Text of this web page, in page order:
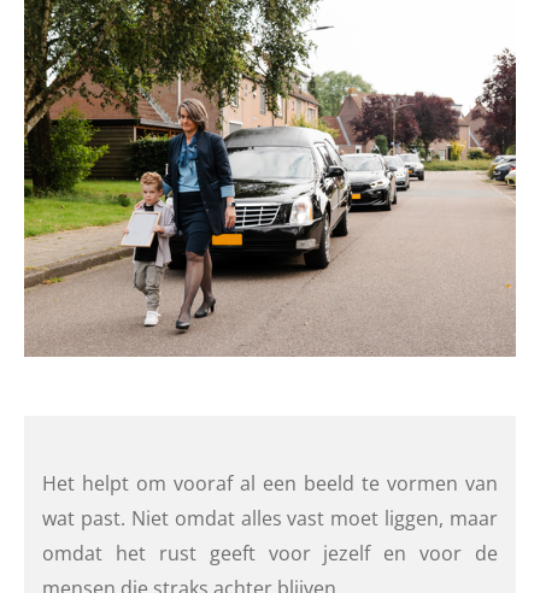
Het helpt om vooraf al een beeld te vormen van
wat past. Niet omdat alles vast moet liggen, maar
omdat het rust geeft voor jezelf en voor de